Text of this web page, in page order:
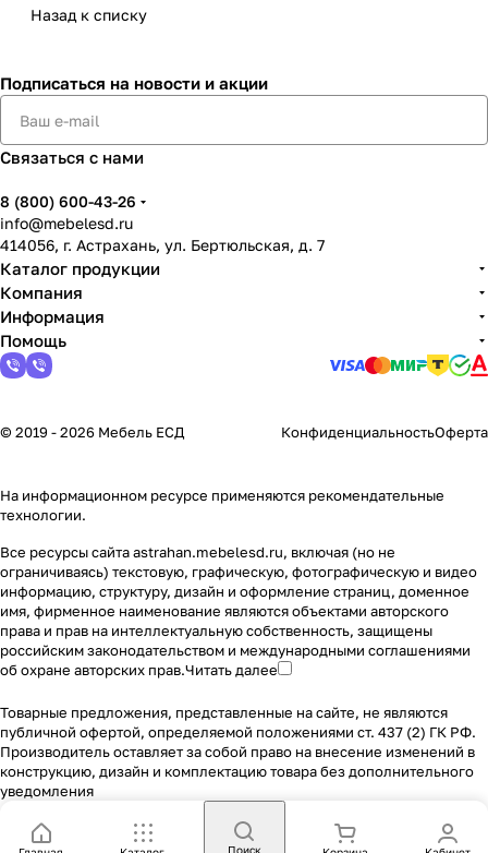
Назад к списку
Подписаться на новости и акции
Связаться с нами
8 (800) 600-43-26
info@mebelesd.ru
414056, г. Астрахань, ул. Бертюльская, д. 7
Каталог продукции
Компания
Информация
Помощь
© 2019 - 2026 Мебель ЕСД КонфиденциальностьОферта
На информационном ресурсе применяются рекомендательные
технологии.
Все ресурсы сайта astrahan.mebelesd.ru, включая (но не
ограничиваясь) текстовую, графическую, фотографическую и видео
информацию, структуру, дизайн и оформление страниц, доменное
имя, фирменное наименование являются объектами авторского
права и прав на интеллектуальную собственность, защищены
российским законодательством и международными соглашениями
об охране авторских прав.Читать далее
Товарные предложения, представленные на сайте, не являются
публичной офертой, определяемой положениями ст. 437 (2) ГК РФ.
Производитель оставляет за собой право на внесение изменений в
конструкцию, дизайн и комплектацию товара без дополнительного
уведомления
Поиск